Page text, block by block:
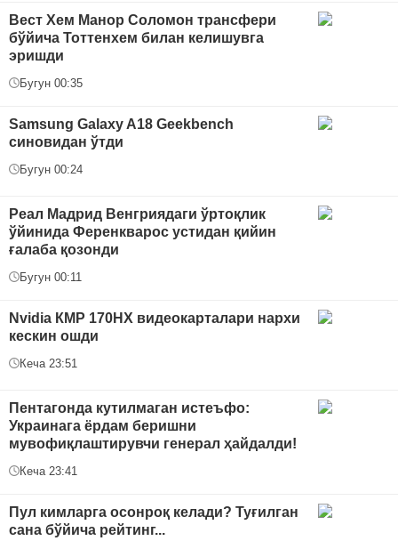
Вест Хем Манор Соломон трансфери
бўйича Тоттенхем билан келишувга
эришди
Бугун 00:35
Samsung Galaxy A18 Geekbench
синовидан ўтди
Бугун 00:24
Реал Мадрид Венгриядаги ўртоқлик
ўйинида Ференкварос устидан қийин
ғалаба қозонди
Бугун 00:11
Nvidia КMP 170HX видеокарталари нархи
кескин ошди
Кеча 23:51
Пентагонда кутилмаган истеъфо:
Украинага ёрдам беришни
мувофиқлаштирувчи генерал ҳайдалди!
Кеча 23:41
Пул кимларга осонроқ келади? Туғилган
сана бўйича рейтинг...